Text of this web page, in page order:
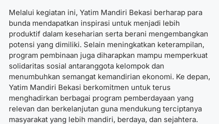
Melalui kegiatan ini, Yatim Mandiri Bekasi berharap para
bunda mendapatkan inspirasi untuk menjadi lebih
produktif dalam keseharian serta berani mengembangkan
potensi yang dimiliki. Selain meningkatkan keterampilan,
program pembinaan juga diharapkan mampu memperkuat
solidaritas sosial antaranggota kelompok dan
menumbuhkan semangat kemandirian ekonomi. Ke depan,
Yatim Mandiri Bekasi berkomitmen untuk terus
menghadirkan berbagai program pemberdayaan yang
relevan dan berkelanjutan guna mendukung terciptanya
masyarakat yang lebih mandiri, berdaya, dan sejahtera.